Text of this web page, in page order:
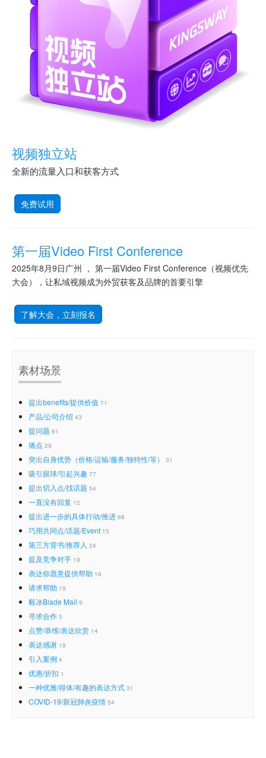
视频独立站
全新的流量入口和获客方式
免费试用
第一届Video First Conference
2025年8月9日广州 ， 第一届Video First Conference（视频优先
大会），让私域视频成为外贸获客及品牌的首要引擎
了解大会，立刻报名
素材场景
提出benefits/提供价值 71
产品/公司介绍 43
提问题 61
痛点 29
突出自身优势（价格/运输/服务/独特性/等） 31
吸引眼球/引起兴趣 77
提出切入点/找话题 54
一直没有回复 12
提出进一步的具体行动/推进 68
巧用共同点/话题/Event 15
第三方背书/推荐人 24
提及竞争对手 19
表达你愿意提供帮助 16
请求帮助 19
毅冰Blade Mail 9
寻求合作 5
点赞/恭维/表达欣赏 14
表达感谢 19
引入案例 4
优惠/折扣 1
一种优雅/得体/有趣的表达方式 31
COVID-19/新冠肺炎疫情 54